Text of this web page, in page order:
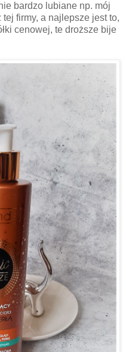
bardzo lubiane np. mój
tej firmy, a najlepsze jest to,
cenowej, te droższe bije